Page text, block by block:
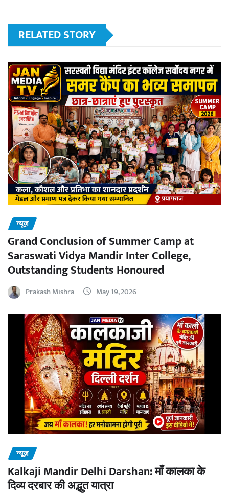
RELATED STORY
न्यूज़
Grand Conclusion of Summer Camp at
Saraswati Vidya Mandir Inter College,
Outstanding Students Honoured
Prakash Mishra May 19, 2026
न्यूज़
Kalkaji Mandir Delhi Darshan: माँ कालका के
दिव्य दरबार की अद्भुत यात्रा